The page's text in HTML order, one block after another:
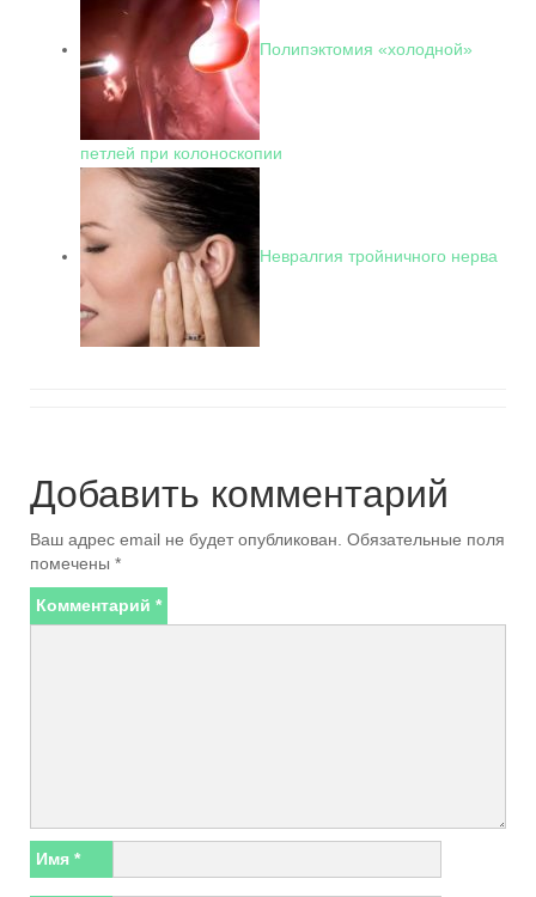
Полипэктомия «холодной»
петлей при колоноскопии
Невралгия тройничного нерва
Добавить комментарий
Ваш адрес email не будет опубликован. Обязательные поля
помечены *
Комментарий *
Имя *